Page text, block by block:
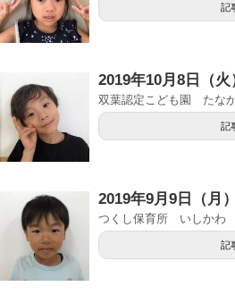
記
2019年10月8日（火
双葉認定こども園 たな
記
2019年9月9日（月）
つくし保育所 いしかわ
記